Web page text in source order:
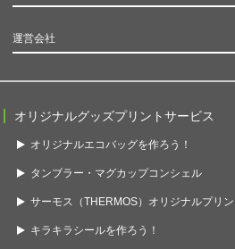
運営会社
オリジナルグッズプリントサービス
オリジナルエコバッグを作ろう！
タンブラー・マグカップコンシェル
サーモス（THERMOS）オリジナルプリン
キラキラシールを作ろう！